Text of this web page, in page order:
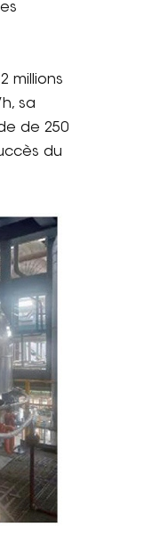
millions
sa
de 250
du